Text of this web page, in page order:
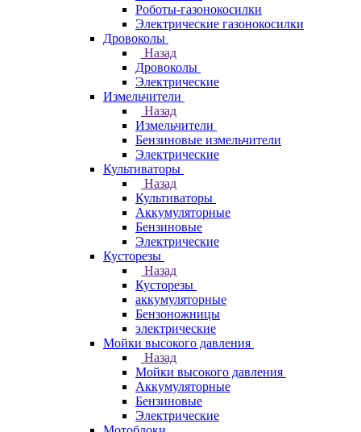
Роботы-газонокосилки
Электрические газонокосилки
Дровоколы
Назад
Дровоколы
Электрические
Измельчители
Назад
Измельчители
Бензиновые измельчители
Электрические
Культиваторы
Назад
Культиваторы
Аккумуляторные
Бензиновые
Электрические
Кусторезы
Назад
Кусторезы
аккумуляторные
Бензоножницы
электрические
Мойки высокого давления
Назад
Мойки высокого давления
Аккумуляторные
Бензиновые
Электрические